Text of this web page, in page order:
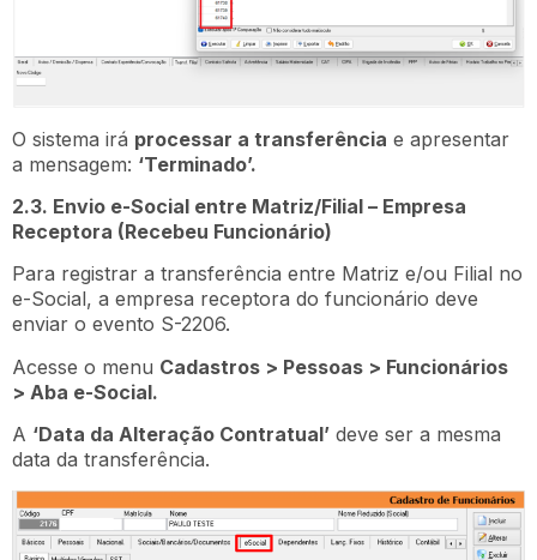
O sistema irá processar a transferência e apresentar
a mensagem: ‘Terminado’.
2.3. Envio e-Social entre Matriz/Filial – Empresa
Receptora (Recebeu Funcionário)
Para registrar a transferência entre Matriz e/ou Filial no
e-Social, a empresa receptora do funcionário deve
enviar o evento S-2206.
Acesse o menu Cadastros > Pessoas > Funcionários
> Aba e-Social.
A ‘Data da Alteração Contratual’ deve ser a mesma
data da transferência.